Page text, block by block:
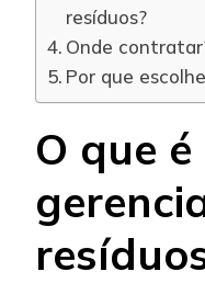
resíduos?
Onde
Por que
O que é